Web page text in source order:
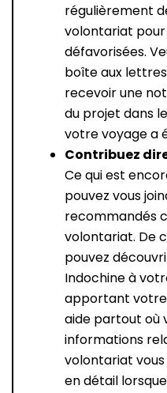
régulièrement
volontariat
défavorisées.
boîte aux
recevoir une
du projet dans
votre voyage a
Contribuez
Ce qui est
pouvez vous
recommandés
volontariat. De
pouvez
Indochine à
apportant
aide partout où
informations
volontariat
en détail